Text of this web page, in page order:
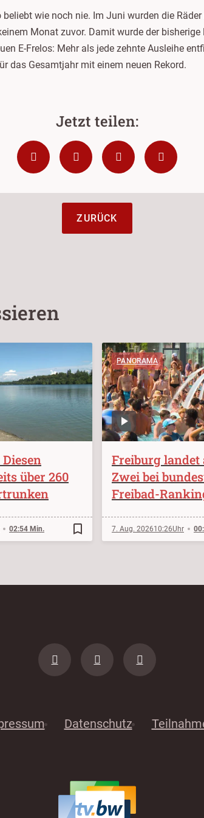
wie noch nie. Im Juni wurden die
Monat zuvor. Damit wurde der
E-Frelos: Mehr als jede zehnte Ausleihe
das Gesamtjahr mit einem neuen Rekord.
ZURÜCK
über 260
02:54 Min. bookmark_border
PANORAMA
Freiburg landet
Zwei bei
Freibad-
7. Aug. 202610:26
Datenschutz